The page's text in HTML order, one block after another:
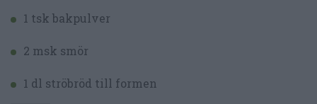
1 tsk bakpulver
2 msk smör
1 dl ströbröd till formen